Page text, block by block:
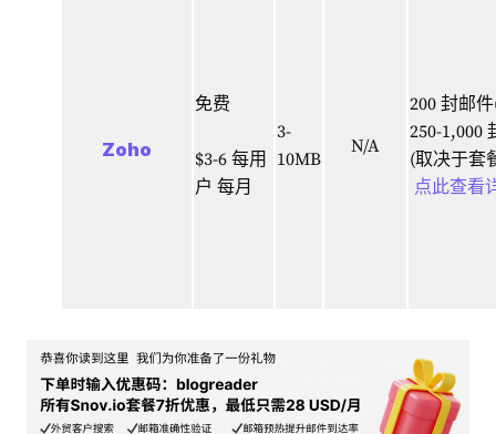
Zoho
免费
$3-6 每用
户 每月
3-
10MB
N/A
200 封邮
250-1,000
(取决于套
点此查看